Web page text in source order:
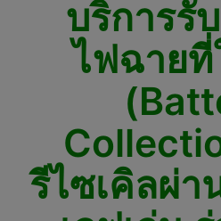
บริการรั
ไฟฉาย
รีไซเคิลผ่า